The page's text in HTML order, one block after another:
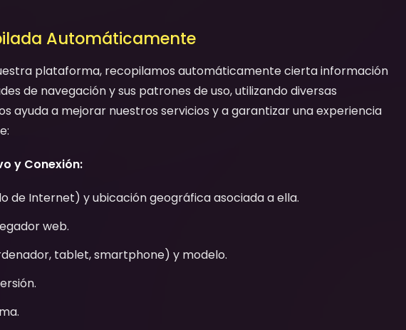
Automáticamente
plataforma, recopilamos automáticamente cierta información
de navegación y sus patrones de uso, utilizando diversas
ayuda a mejorar nuestros servicios y a garantizar una experiencia
y Conexión:
de Internet) y ubicación geográfica asociada a ella.
web.
tablet, smartphone) y modelo.